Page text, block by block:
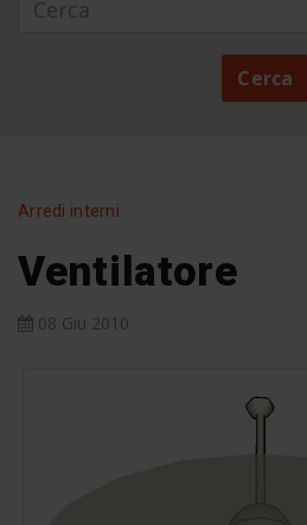
Cerca
Arredi interni
Ventilatore
08 Giu 2010